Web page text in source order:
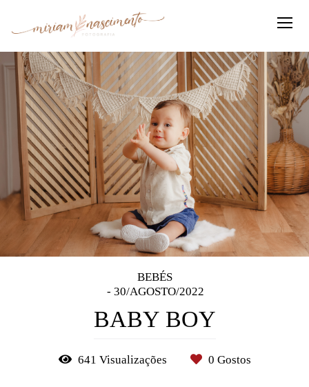
BEBÉS
30/AGOSTO/2022
BABY BOY
641 Visualizações 0 Gostos